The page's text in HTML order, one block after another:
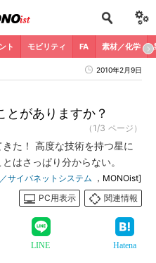
ト モビリティ FA 素材／化学
2010年2月9日
とがありますか？
（1/3 ページ）
た！ 高度な技術を持つ星に
はさっぱり分からない。
サイバネットシステム ，MONOist]
PC用表示
関連情報
LINE Hatena